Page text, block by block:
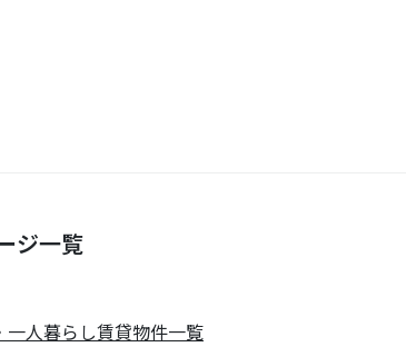
ジ一覧
人暮らし賃貸物件一覧